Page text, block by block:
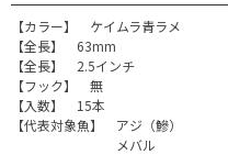
【カラー】 ケイムラ青ラメ
【全長】 63mm
【全長】 2.5インチ
【フック】 無
【入数】 15本
【代表対象魚】 アジ（鰺）
メバル